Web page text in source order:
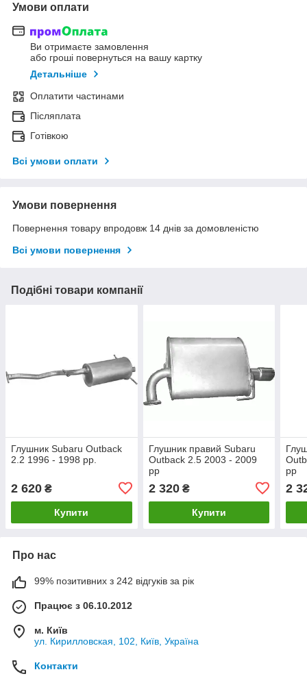
Умови оплати
Ви отримаєте замовлення
або гроші повернуться на вашу картку
Детальніше
Оплатити частинами
Післяплата
Готівкою
Всі умови оплати
Умови повернення
Повернення товару впродовж 14 днів за домовленістю
Всі умови повернення
Подібні товари компанії
Глушник Subaru Outback
2.2 1996 - 1998 рр.
2 620 ₴
Купити
Глушник правий Subaru
Outback 2.5 2003 - 2009
рр
2 320₴
Купити
рр
2
Про нас
99% позитивних з 242 відгуків за рік
Працює з 06.10.2012
м. Київ
ул. Кирилловская, 102, Київ, Україна
Контакти